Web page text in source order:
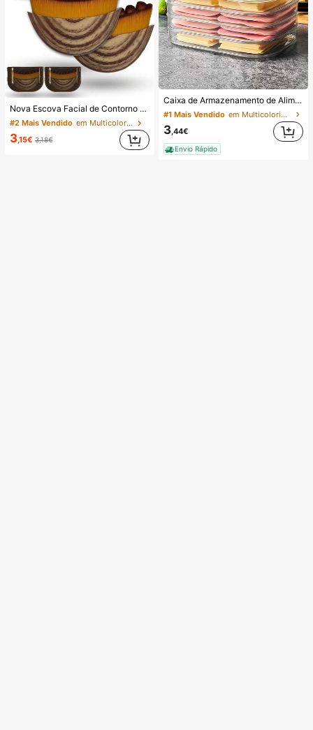
Nova Escova Facial de Contorno Linfático, Escova Massajadora Facial de Drenagem Linfática para Contorno do Queixo e Pescoço, Cerdas Macias Adequadas para Todos os Tipos de Pele, Ferramentas de Beleza Ergonómicas com Caixas Portáteis
#2 Mais Vendido em Multicolorido Pentes
3,15€ 3,18€
Caixa de Armazenamento de Alimentos para Frigorífico Empilhável de Três Camadas com Tampa, Adequada para Conservar Carne. Adequada para Armazenar Frios, Chouriços de Salame, Carne Cozida e Alimentos Pré-Preparados. Pode Ser Utilizada para Refrigeração e Congelação de Alimentos.
#1 Mais Vendido em Multicolorido Caixas de armazenamento de gelade
3 ,44€
Envio Rápido